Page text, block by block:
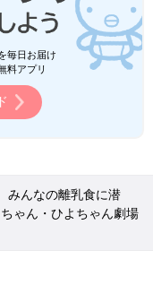
毎日お届け
料アプリ
みんなの離乳食に潜
ゃん・ひよちゃん劇場